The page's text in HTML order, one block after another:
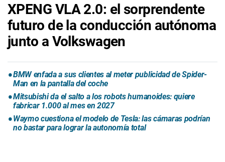
XPENG VLA 2.0: el sorprendente
futuro de la conducción autónoma
junto a Volkswagen
BMW enfada a sus clientes al meter publicidad de Spider-
Man en la pantalla del coche
Mitsubishi da el salto a los robots humanoides: quiere
fabricar 1.000 al mes en 2027
Waymo cuestiona el modelo de Tesla: las cámaras podrían
no bastar para lograr la autonomía total